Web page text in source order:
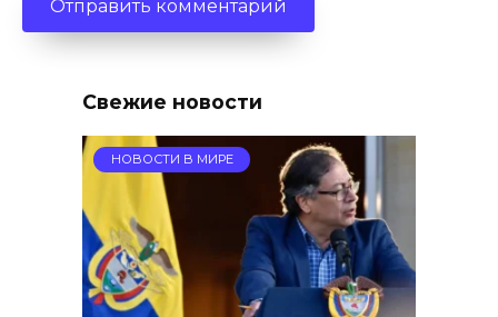
Свежие новости
НОВОСТИ В МИРЕ